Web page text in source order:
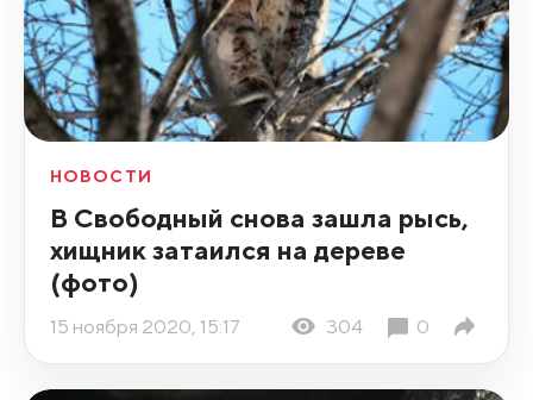
НОВОСТИ
В Свободный снова зашла рысь,
хищник затаился на дереве
(фото)
15 ноября 2020, 15:17 304 0